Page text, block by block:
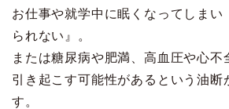
お仕事や就学中に眠くなってしまい
られない』。
または糖尿病や肥満、高血圧や心不
引き起こす可能性があるという油断
す。